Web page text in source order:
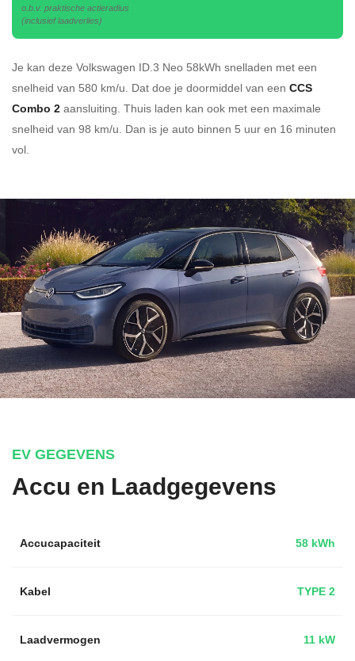
o.b.v. praktische actieradius
(inclusief laadverlies)
Je kan deze Volkswagen ID.3 Neo 58kWh snelladen met een
snelheid van 580 km/u. Dat doe je doormiddel van een CCS
Combo 2 aansluiting. Thuis laden kan ook met een maximale
snelheid van 98 km/u. Dan is je auto binnen 5 uur en 16 minuten
vol.
EV GEGEVENS
Accu en Laadgegevens
Accucapaciteit 58 kWh
Kabel TYPE 2
Laadvermogen 11 kW